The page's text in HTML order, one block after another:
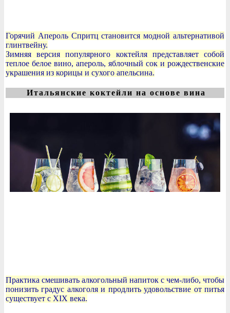
Горячий Апероль Спритц становится модной альтернативой
глинтвейну.
Зимняя версия популярного коктейля представляет собой
теплое белое вино, апероль, яблочный сок и рождественские
украшения из корицы и сухого апельсина.
Итальянские коктейли на основе вина
Практика смешивать алкогольный напиток с чем-либо, чтобы
понизить градус алкоголя и продлить удовольствие от питья
существует с XIX века.